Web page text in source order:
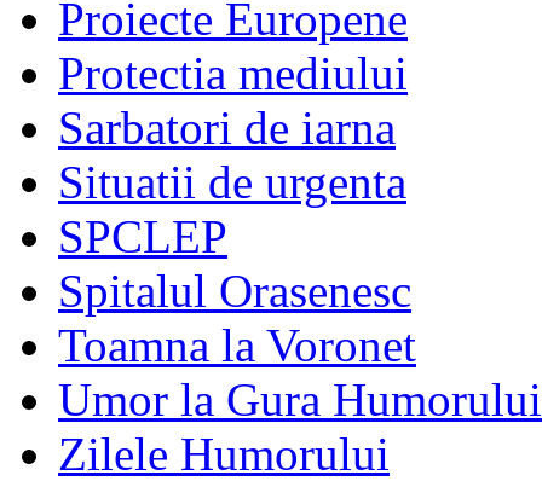
Proiecte Europene
Protectia mediului
Sarbatori de iarna
Situatii de urgenta
SPCLEP
Spitalul Orasenesc
Toamna la Voronet
Umor la Gura Humorului
Zilele Humorului